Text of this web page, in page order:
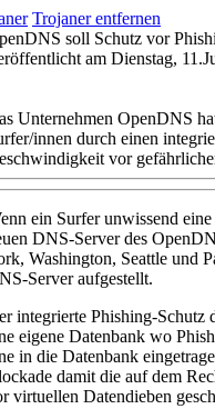
Trojaner entfernen
soll Schutz vor
am Dienstag,
Unternehmen OpenDNS
innen durch einen
vor
ein Surfer unwissend
DNS-Server des
Washington, Seattle und
Server aufgestellt.
integrierte Phishing-Schutz
eigene Datenbank wo
in die Datenbank
damit die auf dem
virtuellen Datendieben